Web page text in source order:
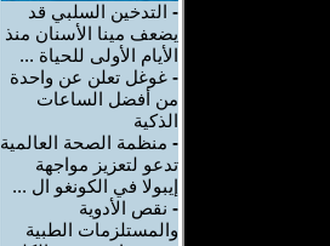
- التدخين السلبي قد
يضعف مينا الأسنان منذ
الأيام الأولى للحياة ...
- غوغل تعلن عن واحدة
من أفضل الساعات
الذكية
- منظمة الصحة العالمية
تدعو لتعزيز مواجهة
إيبولا في الكونغو ال ...
- نقص الأدوية
والمستلزمات الطبية